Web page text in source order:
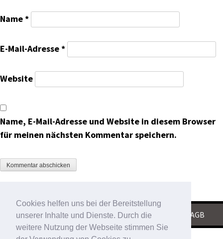
Cookies helfen uns bei der Bereitstellung
unserer Inhalte und Dienste. Durch die
weitere Nutzung der Webseite stimmen Sie
Name*
E-Mail-Adresse*
Website
Name, E-Mail-Adresse und Website in diesem Browser
für meinen nächsten Kommentar speichern.
KONTAKT|IMPRESSUM|DATENSCHUTZ AGB